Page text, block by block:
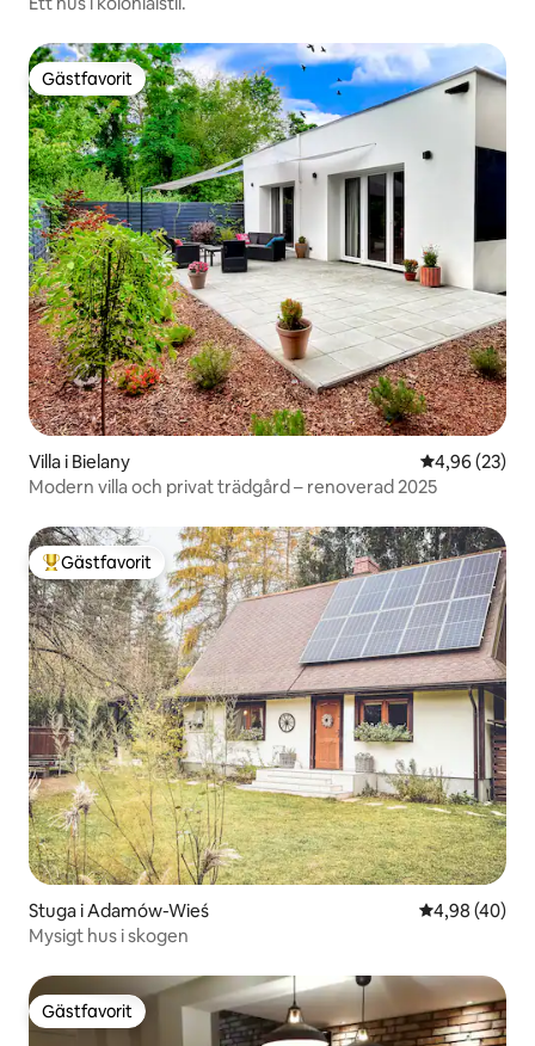
Gästfavorit
Gästfavorit
Villa i Bielany 4,96 av 5 i
4,96 (23)
Modern villa och privat trädgård – renoverad 2025
Populär gästfavorit
Gästfavorit
Stuga i Adamów-Wieś 4,98 av 5 i
4,98 (40)
Mysigt hus i skogen
Gästfavorit
Gästfavorit